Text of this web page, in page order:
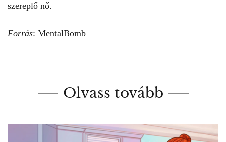
szereplő nő.
Forrás: MentalBomb
Olvass tovább